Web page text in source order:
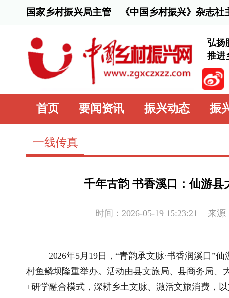
国家乡村振兴局主管 《中国乡村振兴》杂志社主办
推进乡村全面振兴
要闻资讯 振兴行动
一线传真
千年古韵 书香溪口：仙游县大济镇商旅
村鱼鳞坝隆重举办。活动由县文旅局、县商务局、大济镇党委政